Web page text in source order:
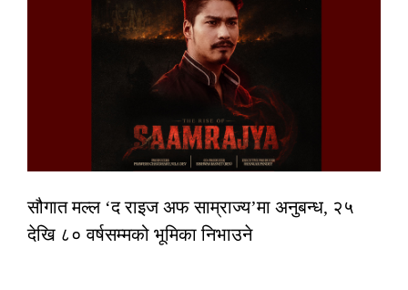
सौगात मल्ल ‘द राइज अफ साम्राज्य’मा अनुबन्ध, २५
देखि ८० वर्षसम्मको भूमिका निभाउने